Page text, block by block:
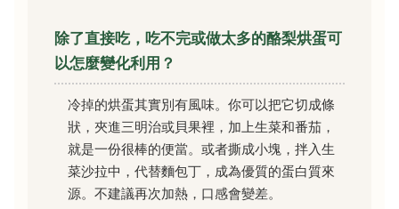
除了直接吃，吃不完或做太多的酪梨烘蛋可
以怎麼變化利用？
冷掉的烘蛋其實別有風味。你可以把它切成條
狀，夾進三明治或貝果裡，加上生菜和番茄，
就是一份很棒的便當。或者撕成小塊，拌入生
菜沙拉中，代替麵包丁，成為優質的蛋白質來
源。不建議再次加熱，口感會變差。